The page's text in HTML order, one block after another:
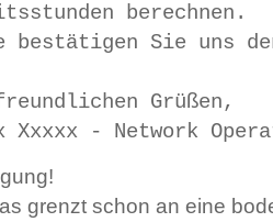
berechnen.
bestätigen Sie uns
Grüßen,
Xxxxx - Network
grenzt schon an eine